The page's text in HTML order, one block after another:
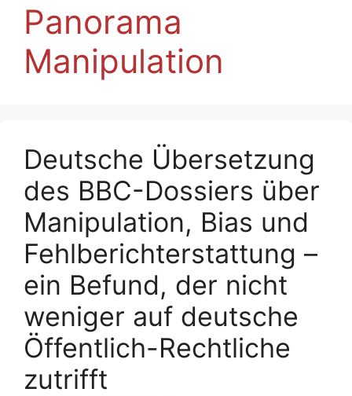
Panorama
Manipulation
Deutsche Übersetzung
des BBC-Dossiers über
Manipulation, Bias und
Fehlberichterstattung –
ein Befund, der nicht
weniger auf deutsche
Öffentlich-Rechtliche
zutrifft